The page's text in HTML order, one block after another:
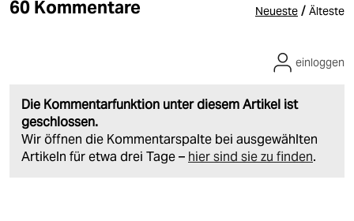
60 Kommentare Neueste / Älteste
Die Kommentarfunktion unter diesem Artikel ist
geschlossen.
Wir öffnen die Kommentarspalte bei ausgewählten
Artikeln für etwa drei Tage – hier sind sie zu finden.
einloggen